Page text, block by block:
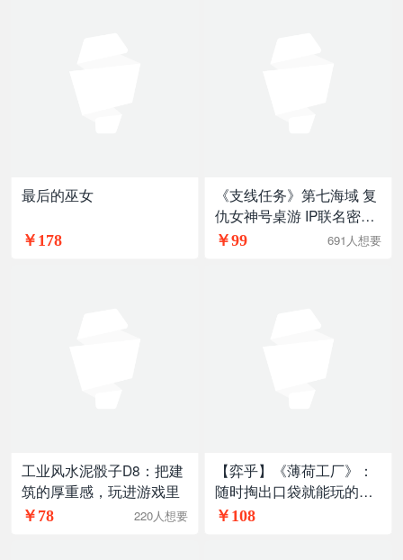
最后的巫女
￥178
《支线任务》第七海域 复
仇女神号桌游 IP联名密室
逃脱解谜游戏
￥99 691人想要
工业风水泥骰子D8：把建
筑的厚重感，玩进游戏里​ ​
￥78 220人想要
【弈乎】《薄荷工厂》：
随时掏出口袋就能玩的入
门桌游
￥108